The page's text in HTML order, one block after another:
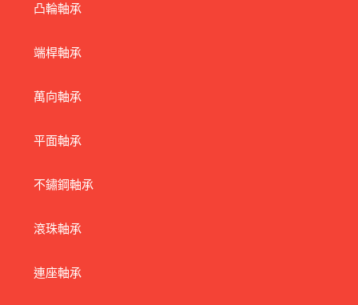
凸輪軸承
端桿軸承
萬向軸承
平面軸承
不鏽鋼軸承
滾珠軸承
連座軸承